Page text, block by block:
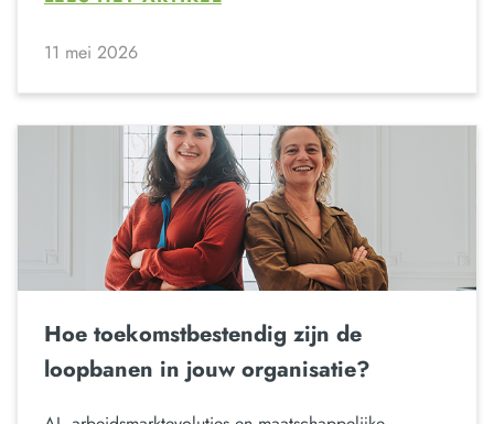
11 mei 2026
Hoe toekomstbestendig zijn de
loopbanen in jouw organisatie?